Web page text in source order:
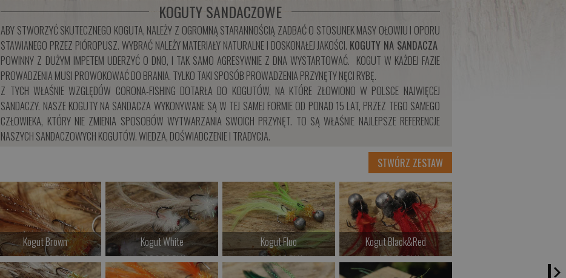
KOGUTY SANDACZOWE
ABY STWORZYĆ SKUTECZNEGO KOGUTA, NALEŻY Z OGROMNĄ STARANNOŚCIĄ ZADBAĆ O STOSUNEK MASY OŁOWIU I OPORU
STAWIANEGO PRZEZ PIÓROPUSZ. WYBRAĆ NALEŻY MATERIAŁY NATURALNE I DOSKONAŁEJ JAKOŚCI. KOGUTY NA SANDACZA
POWINNY Z DUŻYM IMPETEM UDERZYĆ O DNO, I TAK SAMO AGRESYWNIE Z DNA WYSTARTOWAĆ. KOGUT W KAŻDEJ FAZIE
PROWADZENIA MUSI PROWOKOWAĆ DO BRANIA. TYLKO TAKI SPOSÓB PROWADZENIA PRZYNĘTY NĘCI RYBĘ.
Z TYCH WŁAŚNIE WZGLĘDÓW CORONA-FISHING DOTARŁA DO KOGUTÓW, NA KTÓRE ZŁOWIONO W POLSCE NAJWIĘCEJ
SANDACZY. NASZE KOGUTY NA SANDACZA WYKONYWANE SĄ W TEJ SAMEJ FORMIE OD PONAD 15 LAT, PRZEZ TEGO SAMEGO
CZŁOWIEKA, KTÓRY NIE ZMIENIA SPOSOBÓW WYTWARZANIA SWOICH PRZYNĘT. TO SĄ WŁAŚNIE NAJLEPSZE REFERENCJE
NASZYCH SANDACZOWYCH KOGUTÓW. WIEDZA, DOŚWIADCZENIE I TRADYCJA.
STWÓRZ ZESTAW
Kogut Brown
od 24.00 PLN
Kogut White
od 24.00 PLN
Kogut Fluo
od 24.00 PLN
Kogut Black&Red
od 24.00 PLN